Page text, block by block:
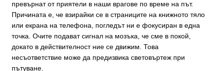
превърнат от приятели в наши врагове по време на път.
Причината е, че взирайки се в страниците на книжното тяло
или екрана на телефона, погледът ни е фокусиран в една
точка. Очите подават сигнал на мозъка, че сме в покой,
докато в действителност ние се движим. Това
несъответствие може да предизвика световъртеж при
пътуване.